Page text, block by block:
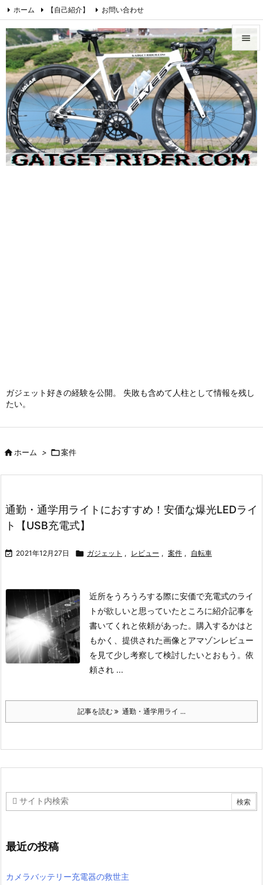
ガジェット好きの経験を公開。 失敗も含めて人柱として情報を残し
たい。


メニュ

サイド

前へ

次へ
ホーム 【自己紹介】 お問い合わせ
プライバシーポリシー・免責事項 愛車紹介【ロードバイク】
Cookie Policy Instagram RSS Feedly
ホーム > 案件
通勤・通学用ライトにおすすめ！安価な爆光LEDライ
ト【USB充電式】
 2021年12月27日  ガジェット , レビュー , 案件 , 自転車
近所をうろうろする際に安価で充電式のライ
トが欲しいと思っていたところに紹介記事を
書いてくれと依頼があった。 購入するかはと
もかく、提供された画像とアマゾンレビュー
を見て少し考察して検討したいとおもう。 依
頼され ...
記事を読む 通勤・通学用ライ ...
最近の投稿
カメラバッテリー充電器の救世主